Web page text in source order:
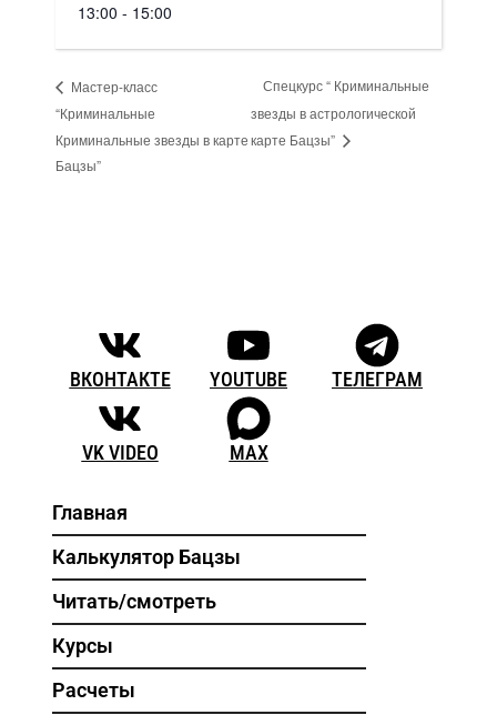
13:00 - 15:00
Мастер-класс
“Криминальные
Криминальные звезды в карте
Бацзы”
Спецкурс “ Криминальные
звезды в астрологической
карте Бацзы”
ВКОНТАКТЕ YOUTUBE ТЕЛЕГРАМ
VK VIDEO MAX
Главная
Калькулятор Бацзы
Читать/смотреть
Курсы
Расчеты